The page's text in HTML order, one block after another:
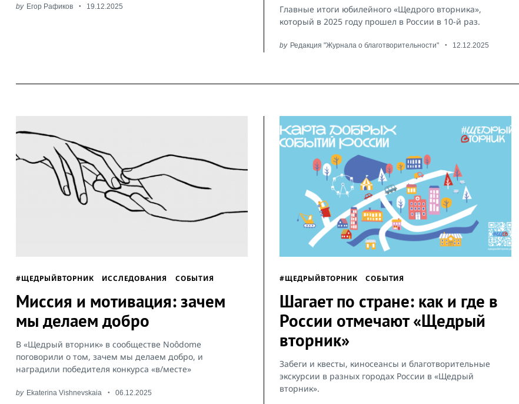
by Егор Рафиков 19.12.2025
Главные итоги юбилейного «Щедрого вторника»,
который в 2025 году прошел в России в 10-й раз.
by Редакция "Журнала о благотворительности" 12.12.2025
#ЩЕДРЫЙВТОРНИК ИССЛЕДОВАНИЯ СОБЫТИЯ
Миссия и мотивация: зачем
мы делаем добро
В «Щедрый вторник» в сообществе Noôdome
поговорили о том, зачем мы делаем добро, и
наградили победителя конкурса «в/месте»
by Ekaterina Vishnevskaia 06.12.2025
#ЩЕДРЫЙВТОРНИК СОБЫТИЯ
Шагает по стране: как и где в
России отмечают «Щедрый
вторник»
Забеги и квесты, киносеансы и благотворительные
экскурсии в разных городах России в «Щедрый
вторник».
Search
for: